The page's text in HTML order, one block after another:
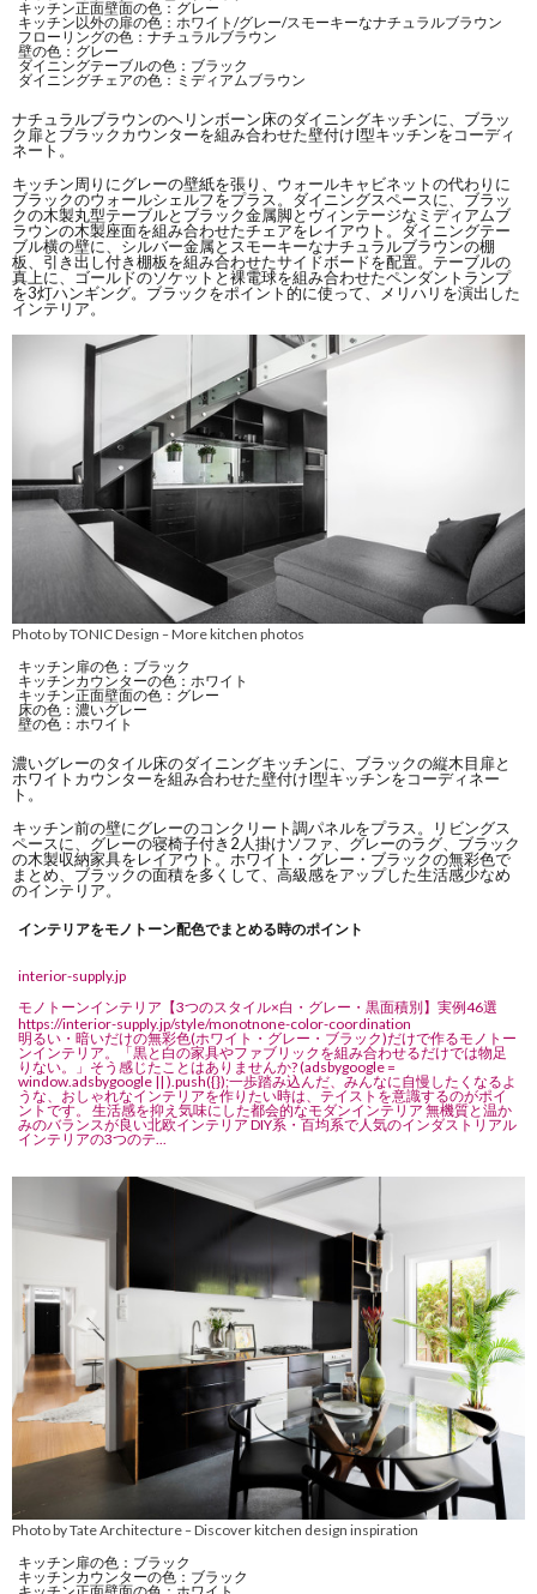
キッチン正面壁面の色：グレー
キッチン以外の扉の色：ホワイト/グレー/スモーキーなナチュラルブラウン
フローリングの色：ナチュラルブラウン
壁の色：グレー
ダイニングテーブルの色：ブラック
ダイニングチェアの色：ミディアムブラウン
ナチュラルブラウンのヘリンボーン床のダイニングキッチンに、ブラッ
ク扉とブラックカウンターを組み合わせた壁付けI型キッチンをコーディ
ネート。
キッチン周りにグレーの壁紙を張り、ウォールキャビネットの代わりに
ブラックのウォールシェルフをプラス。ダイニングスペースに、ブラッ
クの木製丸型テーブルとブラック金属脚とヴィンテージなミディアムブ
ラウンの木製座面を組み合わせたチェアをレイアウト。ダイニングテー
ブル横の壁に、シルバー金属とスモーキーなナチュラルブラウンの棚
板、引き出し付き棚板を組み合わせたサイドボードを配置。テーブルの
真上に、ゴールドのソケットと裸電球を組み合わせたペンダントランプ
を3灯ハンギング。ブラックをポイント的に使って、メリハリを演出した
インテリア。
Photo by TONIC Design –More kitchen photos
キッチン扉の色：ブラック
キッチンカウンターの色：ホワイト
キッチン正面壁面の色：グレー
床の色：濃いグレー
壁の色：ホワイト
濃いグレーのタイル床のダイニングキッチンに、ブラックの縦木目扉と
ホワイトカウンターを組み合わせた壁付けI型キッチンをコーディネー
ト。
キッチン前の壁にグレーのコンクリート調パネルをプラス。リビングス
ペースに、グレーの寝椅子付き2人掛けソファ、グレーのラグ、ブラック
の木製収納家具をレイアウト。ホワイト・グレー・ブラックの無彩色で
まとめ、ブラックの面積を多くして、高級感をアップした生活感少なめ
のインテリア。
インテリアをモノトーン配色でまとめる時のポイント
interior-supply.jp
モノトーンインテリア【3つのスタイル×白・グレー・黒面積別】実例46選
https://interior-supply.jp/style/monotnone-color-coordination
明るい・暗いだけの無彩色(ホワイト・グレー・ブラック)だけで作るモノトー
ンインテリア。「黒と白の家具やファブリックを組み合わせるだけでは物足
りない。」そう感じたことはありませんか? (adsbygoogle =
window.adsbygoogle || ).push({});一歩踏み込んだ、みんなに自慢したくなるよ
うな、おしゃれなインテリアを作りたい時は、テイストを意識するのがポイ
ントです。 生活感を抑え気味にした都会的なモダンインテリア 無機質と温か
みのバランスが良い北欧インテリア DIY系・百均系で人気のインダストリアル
インテリアの3つのテ...
Photo by Tate Architecture–Discover kitchen design inspiration
キッチン扉の色：ブラック
キッチンカウンターの色：ブラック